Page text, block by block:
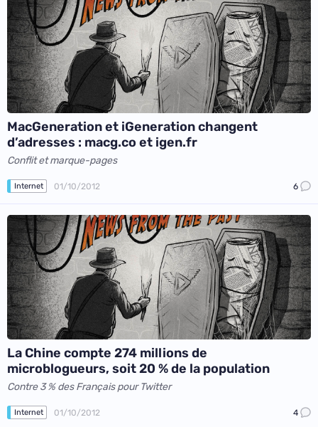
MacGeneration et iGeneration changent
d’adresses : macg.co et igen.fr
Conflit et marque-pages
Internet 01/10/2012 6
La Chine compte 274 millions de
microblogueurs, soit 20 % de la population
Contre 3 % des Français pour Twitter
Internet 01/10/2012 4